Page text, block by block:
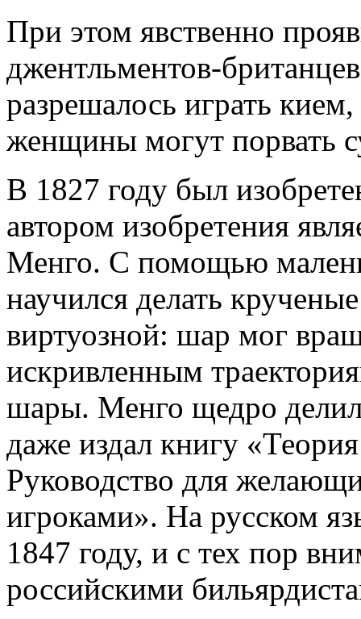
При этом явственно
джентльментов-
разрешалось играть
женщины могут порвать
В 1827 году был
автором изобретения
Менго. С помощью
научился делать
виртуозной: шар мог
искривленным
шары. Менго щедро
даже издал книгу
Руководство для
игроками». На русском
1847 году, и с тех пор
российскими